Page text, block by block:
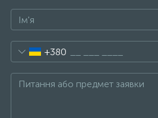
+380